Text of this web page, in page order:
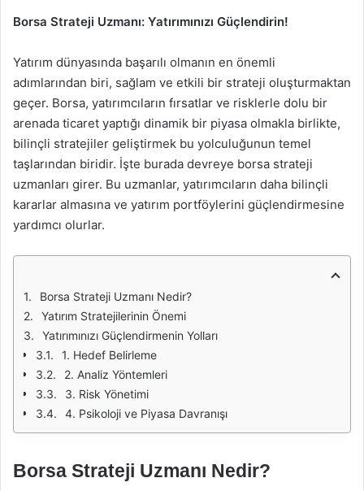
Borsa Strateji Uzmanı: Yatırımınızı Güçlendirin!
Yatırım dünyasında başarılı olmanın en önemli
adımlarından biri, sağlam ve etkili bir strateji oluşturmaktan
geçer. Borsa, yatırımcıların fırsatlar ve risklerle dolu bir
arenada ticaret yaptığı dinamik bir piyasa olmakla birlikte,
bilinçli stratejiler geliştirmek bu yolculuğunun temel
taşlarından biridir. İşte burada devreye borsa strateji
uzmanları girer. Bu uzmanlar, yatırımcıların daha bilinçli
kararlar almasına ve yatırım portföylerini güçlendirmesine
yardımcı olurlar.
Borsa Strateji Uzmanı Nedir?
Yatırım Stratejilerinin Önemi
Yatırımınızı Güçlendirmenin Yolları
1. Hedef Belirleme
2. Analiz Yöntemleri
3. Risk Yönetimi
4. Psikoloji ve Piyasa Davranışı
Borsa Strateji Uzmanı Nedir?